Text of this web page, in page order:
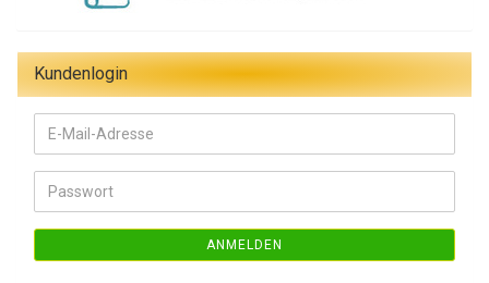
Kundenlogin
E-
Mail-
Adresse
Passwort
ANMELDEN